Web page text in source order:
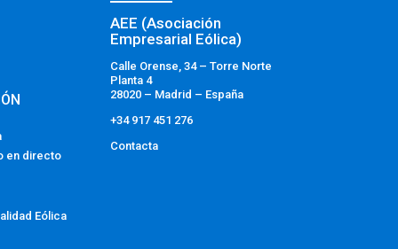
en directo
Eólica
AEE (Asociación
Empresarial Eólica)
Calle Orense, 34 – Torre Norte
Planta 4
28020 – Madrid – España
+34 917 451 276
Contacta